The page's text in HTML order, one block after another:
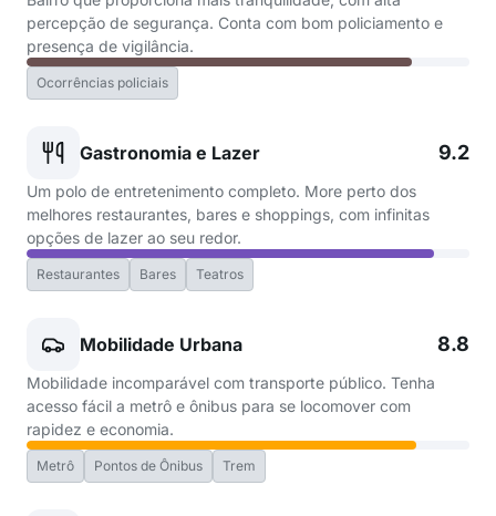
percepção de segurança. Conta com bom policiamento e
presença de vigilância.
Ocorrências policiais
Gastronomia e Lazer 9.2
Um polo de entretenimento completo. More perto dos
melhores restaurantes, bares e shoppings, com infinitas
opções de lazer ao seu redor.
Restaurantes Bares Teatros
Mobilidade Urbana 8.8
Mobilidade incomparável com transporte público. Tenha
acesso fácil a metrô e ônibus para se locomover com
rapidez e economia.
Metrô Pontos de Ônibus Trem